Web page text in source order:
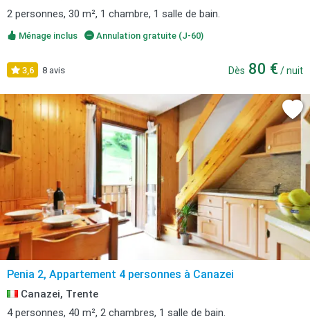
2 personnes, 30 m², 1 chambre, 1 salle de bain.
Ménage inclus Annulation gratuite (J-60)
3,6 8 avis Dès 80 € / nuit
Penia 2, Appartement 4 personnes à Canazei
Canazei, Trente
4 personnes, 40 m², 2 chambres, 1 salle de bain.